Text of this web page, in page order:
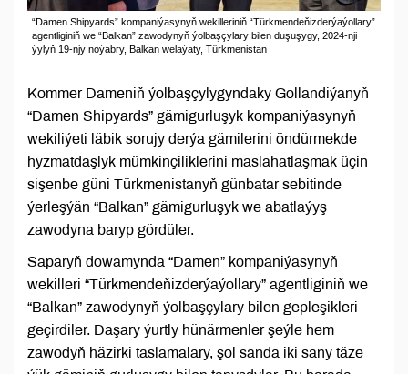
“Damen Shipyards” kompaniýasynyň wekilleriniň “Türkmendeňizderýaýollary”
agentliginiň we “Balkan” zawodynyň ýolbaşçylary bilen duşuşygy, 2024-nji
ýylyň 19-njy noýabry, Balkan welaýaty, Türkmenistan
Kommer Dameniň ýolbaşçylygyndaky Gollandiýanyň
“Damen Shipyards” gämigurluşyk kompaniýasynyň
wekiliýeti läbik sorujy derýa gämilerini öndürmekde
hyzmatdaşlyk mümkinçiliklerini maslahatlaşmak üçin
sişenbe güni Türkmenistanyň günbatar sebitinde
ýerleşýän “Balkan” gämigurluşyk we abatlaýyş
zawodyna baryp gördüler.
Saparyň dowamynda “Damen” kompaniýasynyň
wekilleri “Türkmendeňizderýaýollary” agentliginiň we
“Balkan” zawodynyň ýolbaşçylary bilen gepleşikleri
geçirdiler. Daşary ýurtly hünärmenler şeýle hem
zawodyň häzirki taslamalary, şol sanda iki sany täze